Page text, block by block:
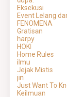
Eksekusi
Event Lelang
FENOMENA
Gratisan
harpy
HOKI
Home Rules
ilmu
Jejak Mistis
jin
Just Want To
Keilmuan